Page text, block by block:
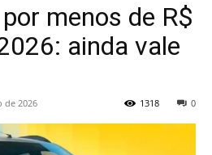
menos de R$
ainda vale
de 2026 0
1318